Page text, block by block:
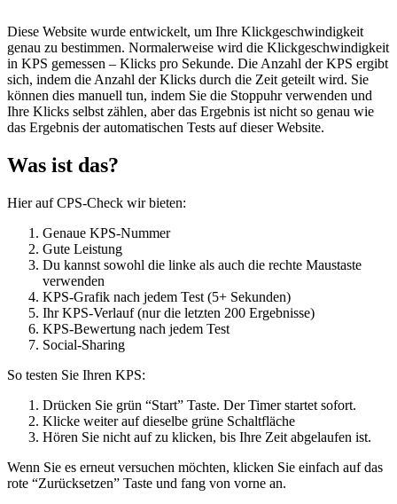
Diese Website wurde entwickelt, um Ihre Klickgeschwindigkeit
genau zu bestimmen. Normalerweise wird die Klickgeschwindigkeit
in KPS gemessen – Klicks pro Sekunde. Die Anzahl der KPS ergibt
sich, indem die Anzahl der Klicks durch die Zeit geteilt wird. Sie
können dies manuell tun, indem Sie die Stoppuhr verwenden und
Ihre Klicks selbst zählen, aber das Ergebnis ist nicht so genau wie
das Ergebnis der automatischen Tests auf dieser Website.
Was ist das?
Hier auf CPS-Check wir bieten:
Genaue KPS-Nummer
Gute Leistung
Du kannst sowohl die linke als auch die rechte Maustaste
verwenden
KPS-Grafik nach jedem Test (5+ Sekunden)
Ihr KPS-Verlauf (nur die letzten 200 Ergebnisse)
KPS-Bewertung nach jedem Test
Social-Sharing
So testen Sie Ihren KPS:
Drücken Sie grün “Start” Taste. Der Timer startet sofort.
Klicke weiter auf dieselbe grüne Schaltfläche
Hören Sie nicht auf zu klicken, bis Ihre Zeit abgelaufen ist.
Wenn Sie es erneut versuchen möchten, klicken Sie einfach auf das
rote “Zurücksetzen” Taste und fang von vorne an.